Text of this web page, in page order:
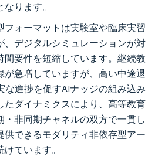
ります。
フォーマットは実験室や臨床実習
、デジタルシミュレーションが対
間要件を短縮しています。継続教
急増していますが、高い中途退
な進捗を促すAIナッジの組み込み
たダイナミクスにより、高等教育
非同期チャネルの双方で一貫し
供できるモダリティ非依存型アー
ています。